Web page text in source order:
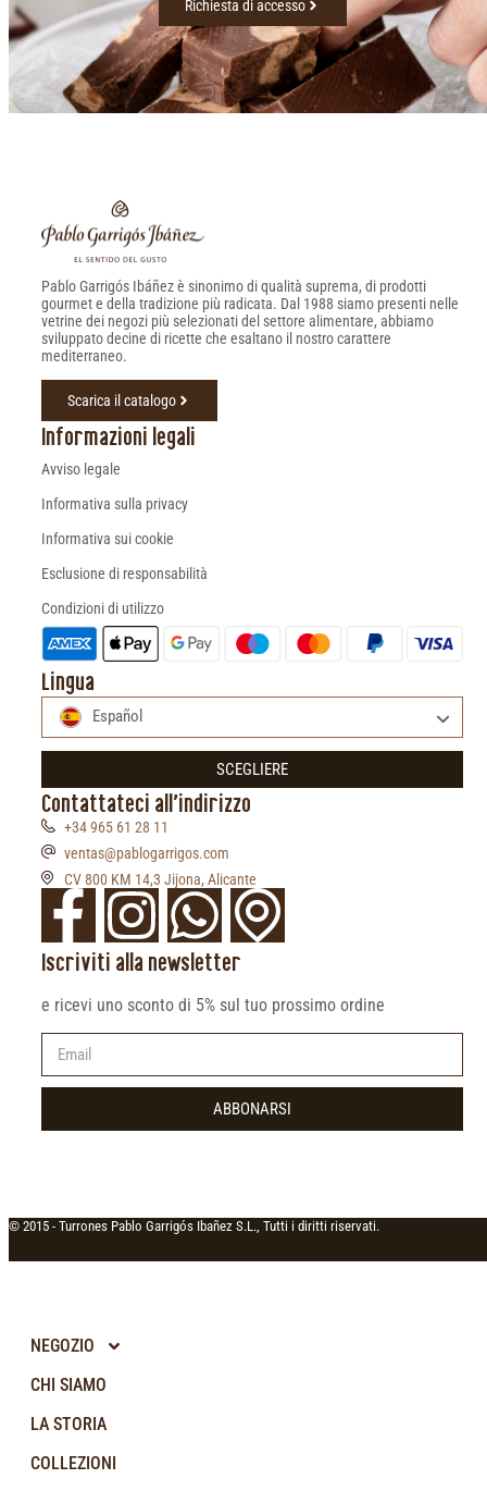
Richiesta di accesso
Pablo Garrigós Ibáñez è sinonimo di qualità suprema, di prodotti
gourmet e della tradizione più radicata. Dal 1988 siamo presenti nelle
vetrine dei negozi più selezionati del settore alimentare, abbiamo
sviluppato decine di ricette che esaltano il nostro carattere
mediterraneo.
Scarica il catalogo
Informazioni legali
Avviso legale
Informativa sulla privacy
Informativa sui cookie
Esclusione di responsabilità
Condizioni di utilizzo
Lingua
Español
SCEGLIERE
Contattateci all'indirizzo
+34 965 61 28 11
ventas@pablogarrigos.com
CV 800 KM 14,3 Jijona, Alicante
Iscriviti alla newsletter
e ricevi uno sconto di 5% sul tuo prossimo ordine
ABBONARSI
© 2015 - Turrones Pablo Garrigós Ibañez S.L., Tutti i diritti riservati.
NEGOZIO
CHI SIAMO
LA STORIA
COLLEZIONI